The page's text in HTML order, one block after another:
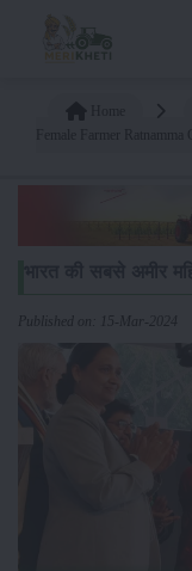
Published on: 15-Mar-2024